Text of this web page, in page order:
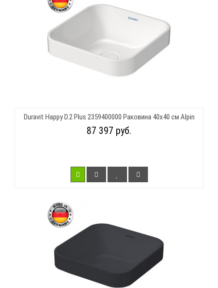
Duravit Happy D.2 Plus 2359400000 Раковина 40х40 см Alpin
87 397 руб.